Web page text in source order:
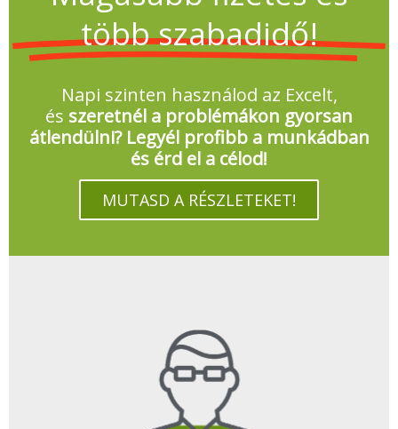
több szabadidő!
Napi szinten használod az Excelt,
és szeretnél a problémákon gyorsan
átlendülni? Legyél profibb a munkádban
és érd el a célod!
MUTASD A RÉSZLETEKET!